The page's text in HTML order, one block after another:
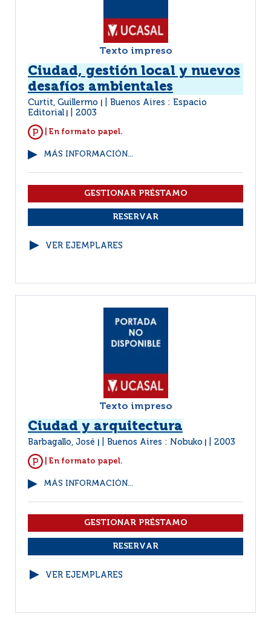
Texto impreso
Ciudad, gestión local y nuevos
desafíos ambientales
Curtit, Guillermo
Buenos Aires : Espacio
Editorial
2003
| En formato papel.
MÁS INFORMACIÓN...
VER EJEMPLARES
Texto impreso
Ciudad y arquitectura
Barbagallo, José Buenos Aires : Nobuko 2003
| En formato papel.
MÁS INFORMACIÓN...
VER EJEMPLARES